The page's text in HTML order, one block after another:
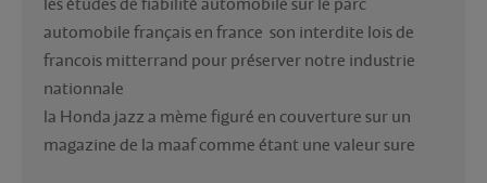
les études de fiabilité automobile sur le parc
automobile français en france  son interdite lois de
francois mitterrand pour préserver notre industrie
nationnale
la Honda jazz a mème figuré en couverture sur un
magazine de la maaf comme étant une valeur sure